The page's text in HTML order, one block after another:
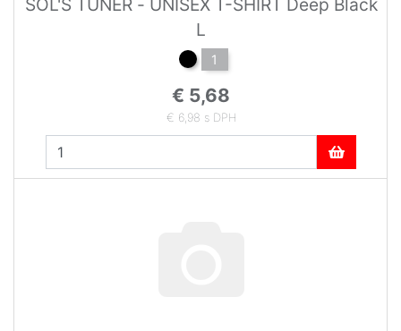
SOL'S TUNER - UNISEX T-SHIRT Deep Black
L
1
€ 5,68
€ 6,98 s DPH